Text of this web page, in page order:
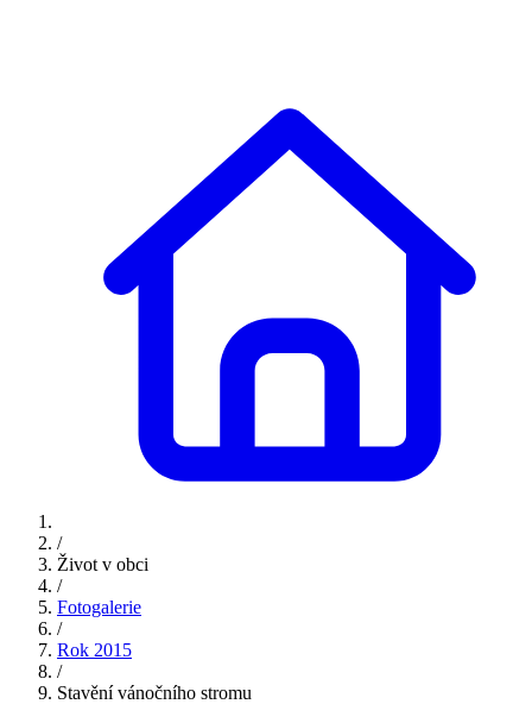
/
Život v obci
/
Fotogalerie
/
Rok 2015
/
Stavění vánočního stromu